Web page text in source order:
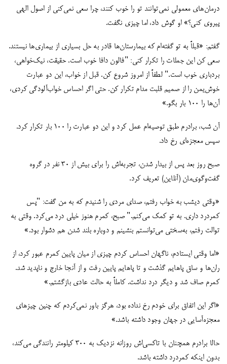
درمان‌های معمولی نمی‌توانند تو را خوب کنند، چرا سعی نمی‌کنی از اصول الهی
پیروی کنی؟» او گوش داد، اما چیزی نگفت.
گفتم: «قبلاً به تو گفته‌ام که بیمارستان‌ها قادر به حل بسیاری از بیماری‌ها نیستند.
سعی کن این جملات را تکرار کنی: "فالون دافا خوب است. حقیقت، نیک‌خواهی،
بردباری خوب است." لطفاً از امروز شروع کن. قبل از خواب، این دو عبارت
خوش‌یمن را از صمیم قلبت مدام تکرار کن. حتی اگر احساس خواب‌آلودگی کردی،
آن‌ها را ۱۰۰ بار بگو.»
آن شب، برادرم طبق توصیه‌ام عمل کرد و این دو عبارت را ۱۰۰ بار تکرار کرد.
سپس معجزه‌ای رخ داد.
صبح روز بعد پس از بیدار شدن، تجربه‌اش را برای بیش از ۳۰ نفر در گروه
گفت‌وگوی‌مان (آنلاین) تعریف کرد.
«وقتی دیشب به خواب رفتم، صدای مردی را شنیدم که به من گفت: "پس
کمردرد داری. به تو کمک می‌کنم." صبح، کمرم هنوز خیلی درد می‌کرد. وقتی به
توالت رفتم، به‌سختی می‌توانستم بنشینم و دوباره بلند شدن هم دشوار بود.»
«اما وقتی ایستادم، ناگهان احساس کردم چیزی از میان پایین کمرم عبور کرد، از
ران‌ها و ساق پاهایم گذشت و تا پاهایم پایین رفت و از آنجا خارج و ناپدید شد.
کمرم صاف شد و دیگر درد نداشت. کاملاً به حالت عادی بازگشتم.»
«اگر این اتفاق برای خودم رخ نداده بود، هرگز باور نمی‌کردم که چنین چیزهای
معجزه‌آسایی در جهان وجود داشته باشد.»
حالا برادرم همچنان با تاکسی‌اش روزانه نزدیک به ۳۰۰ کیلومتر رانندگی می‌کند،
بدون اینکه کمردرد داشته باشد.